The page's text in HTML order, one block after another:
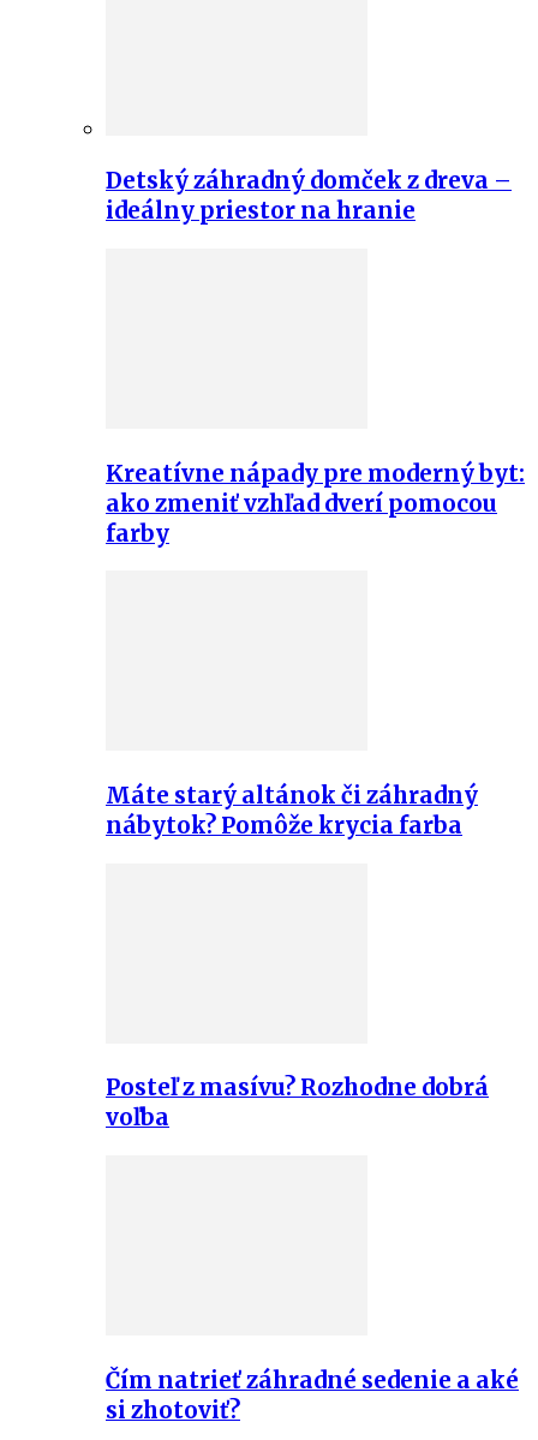
Detský záhradný domček z dreva –
ideálny priestor na hranie
Kreatívne nápady pre moderný byt:
ako zmeniť vzhľad dverí pomocou
farby
Máte starý altánok či záhradný
nábytok? Pomôže krycia farba
Posteľ z masívu? Rozhodne dobrá
voľba
Čím natrieť záhradné sedenie a aké
si zhotoviť?